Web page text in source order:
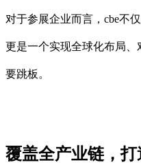
对于参展企业而言，cbe不
更是一个实现全球化布局
要跳板。
覆盖全产业链，